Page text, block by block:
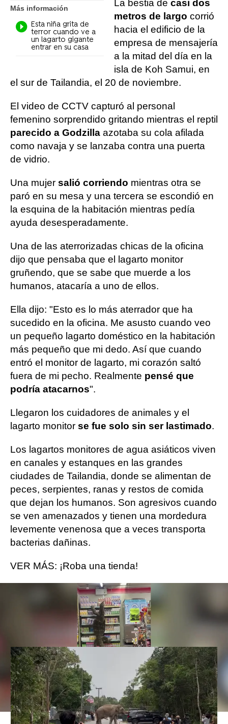
Más información
Esta niña grita de
terror cuando ve a
un lagarto gigante
entrar en su casa
La bestia de casi dos
metros de largo corrió
hacia el edificio de la
empresa de mensajería
a la mitad del día en la
isla de Koh Samui, en
el sur de Tailandia, el 20 de noviembre.
El video de CCTV capturó al personal
femenino sorprendido gritando mientras el reptil
parecido a Godzilla azotaba su cola afilada
como navaja y se lanzaba contra una puerta
de vidrio.
Una mujer salió corriendo mientras otra se
paró en su mesa y una tercera se escondió en
la esquina de la habitación mientras pedía
ayuda desesperadamente.
Una de las aterrorizadas chicas de la oficina
dijo que pensaba que el lagarto monitor
gruñendo, que se sabe que muerde a los
humanos, atacaría a uno de ellos.
Ella dijo: "Esto es lo más aterrador que ha
sucedido en la oficina. Me asusto cuando veo
un pequeño lagarto doméstico en la habitación
más pequeño que mi dedo. Así que cuando
entró el monitor de lagarto, mi corazón saltó
fuera de mi pecho. Realmente pensé que
podría atacarnos".
Llegaron los cuidadores de animales y el
lagarto monitor se fue solo sin ser lastimado.
Los lagartos monitores de agua asiáticos viven
en canales y estanques en las grandes
ciudades de Tailandia, donde se alimentan de
peces, serpientes, ranas y restos de comida
que dejan los humanos. Son agresivos cuando
se ven amenazados y tienen una mordedura
levemente venenosa que a veces transporta
bacterias dañinas.
VER MÁS: ¡Roba una tienda!
Un elefante salvaje ataca un
coche mientras intenta abrir las
puertas en busca de comida